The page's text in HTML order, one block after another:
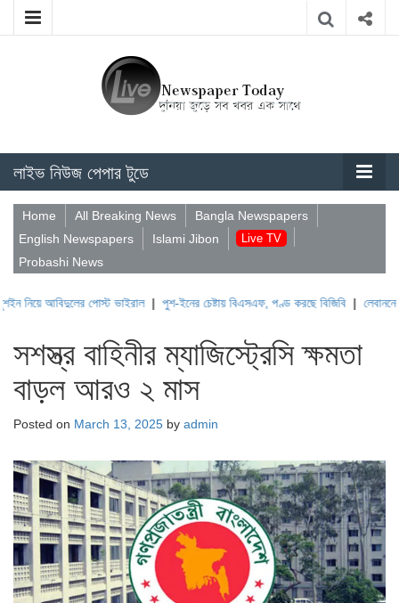
লাইভ নিউজ পেপার টুডে
Home All Breaking News
Bangla Newspapers
English Newspapers
Islami Jibon Live TV
Probashi News
পোস্ট ভাইরাল|পুশ-ইনের চেষ্টায় বিএসএফ, পণ্ড করছে বিজিবি|লেবাননের
সশস্ত্র বাহিনীর ম্যাজিস্ট্রেসি ক্ষমতা
বাড়ল আরও ২ মাস
Posted on March 13, 2025 by admin